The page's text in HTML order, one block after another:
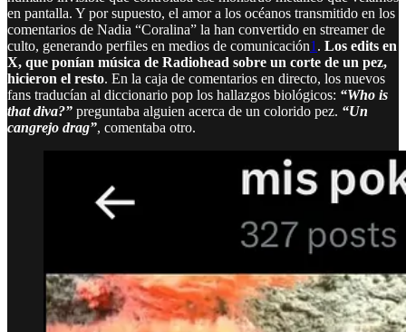
en pantalla. Y por supuesto, el amor a los océanos transmitido en los
comentarios de Nadia “Coralina” la han convertido en streamer de
culto, generando perfiles en medios de comunicación1 . Los edits en
X, que ponían música de Radiohead sobre un corte de un pez,
hicieron el resto. En la caja de comentarios en directo, los nuevos
fans traducían al diccionario pop los hallazgos biológicos: “Who is
that diva?” preguntaba alguien acerca de un colorido pez. “Un
cangrejo drag”, comentaba otro.